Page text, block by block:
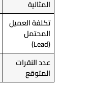
المثالية
تكلفة العميل
المحتمل
(Lead)
عدد النقرات
المتوقع